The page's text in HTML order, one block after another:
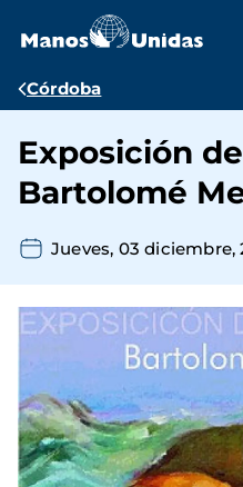
contenido
Ruta
navegación
Córdoba
Exposición
Bartolomé
Jueves, 03 diciembre,